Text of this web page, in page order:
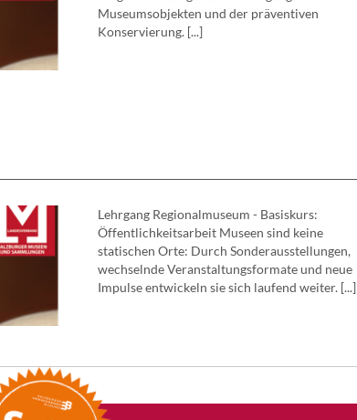
Museumsobjekten und der präventiven
Konservierung. [...]
Lehrgang Regionalmuseum - Basiskurs:
Öffentlichkeitsarbeit Museen sind keine
statischen Orte: Durch Sonderausstellungen,
wechselnde Veranstaltungsformate und neue
Impulse entwickeln sie sich laufend weiter. [...]